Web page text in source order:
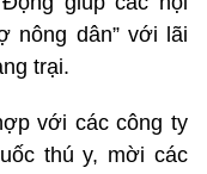
nông dân” với lãi
trại.
với các công ty
thú y, mời các